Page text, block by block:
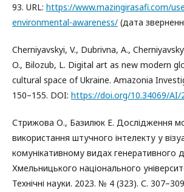
93. URL: https://www.mazingirasafi.com/
environmental-awareness/ (дата
Cherniyavskyi, V., Dubrivna, A.,
O., Bilozub, L. Digital art as new modern
cultural space of Ukraine. Amazonia
150–155. DOI: https://doi.org/10.34069/AI/
Стрижова О., Базилюк Е. Дослідження
використання штучного інтелекту у
комунікативному видах генеративного
Хмельницького національного
Технічні науки. 2023. № 4 (323). С.